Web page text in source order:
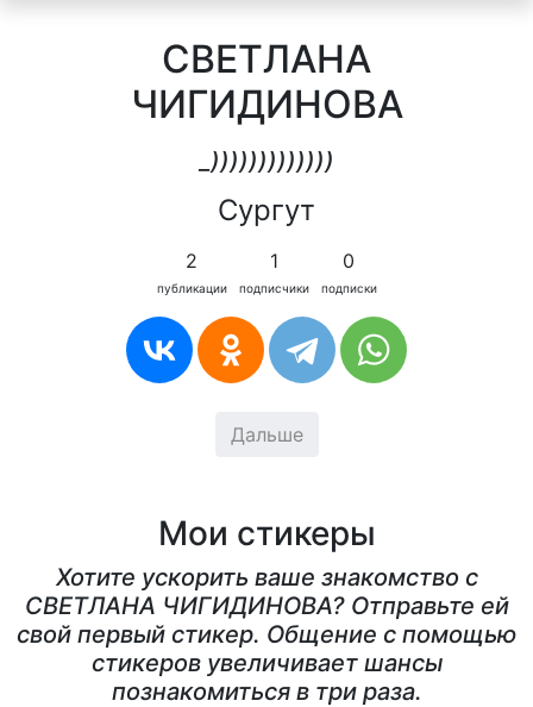
СВЕТЛАНА
ЧИГИДИНОВА
_)))))))))))))
Сургут
2
публикации
1
подписчики
0
подписки
Дальше
Мои стикеры
Хотите ускорить ваше знакомство с
СВЕТЛАНА ЧИГИДИНОВА? Отправьте ей
свой первый стикер. Общение с помощью
стикеров увеличивает шансы
познакомиться в три раза.